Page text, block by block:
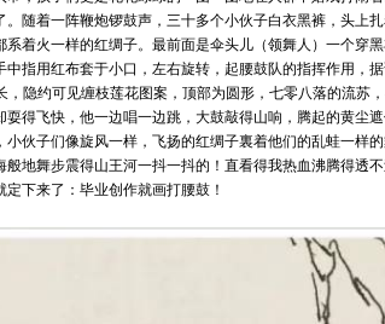
随着一阵鞭炮锣鼓声，三十多个小伙子白衣黑裤，头上
着火一样的红绸子。最前面是伞头儿（领舞人）一个穿
指用红布套于小口，左右旋转，起腰鼓队的指挥作用，
，隐约可见缠枝莲花图案，顶部为圆形，七零八落的流苏
得飞快，他一边唱一边跳，大鼓敲得山响，腾起的黄尘
伙子们像旋风一样，飞扬的红绸子裏着他们的乱蛙一样
地舞步震得山王河一抖一抖的！直看得我热血沸腾得透
下来了：毕业创作就画打腰鼓！